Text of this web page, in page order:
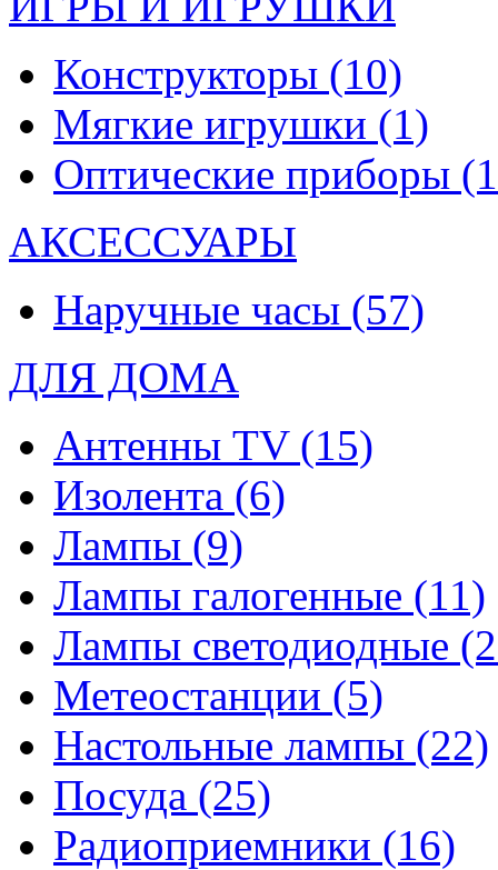
Конструкторы (10)
Мягкие игрушки (1)
Оптические приборы
АКСЕССУАРЫ
Наручные часы (57)
ДЛЯ ДОМА
Антенны TV (15)
Изолента (6)
Лампы (9)
Лампы галогенные (11)
Лампы светодиодные
Метеостанции (5)
Настольные лампы (22)
Посуда (25)
Радиоприемники (16)